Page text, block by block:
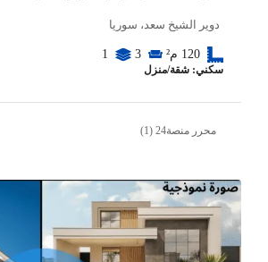
دوير الشيخ سعد، سوريا
120 م² 3
1
سكني: شقة/منزل
محرر منصة24 (1)